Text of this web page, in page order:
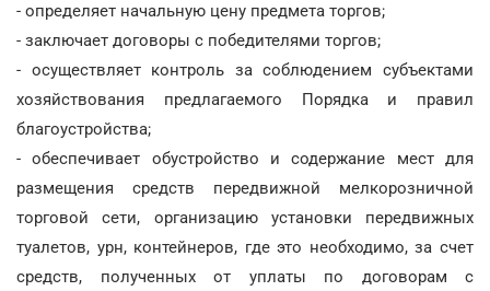
- определяет начальную цену предмета торгов;
- заключает договоры с победителями торгов;
- осуществляет контроль за соблюдением субъектами
хозяйствования предлагаемого Порядка и правил
благоустройства;
- обеспечивает обустройство и содержание мест для
размещения средств передвижной мелкорозничной
торговой сети, организацию установки передвижных
туалетов, урн, контейнеров, где это необходимо, за счет
средств, полученных от уплаты по договорам с